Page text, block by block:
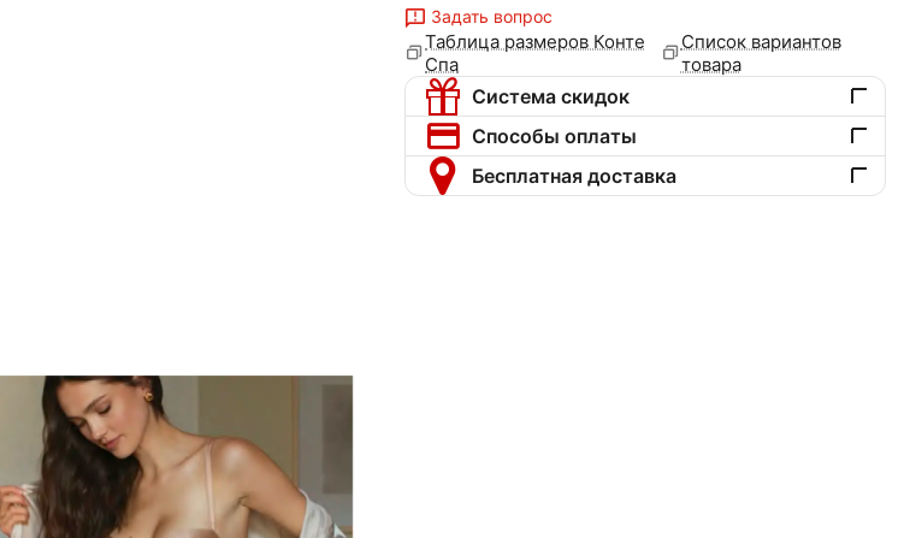
Задать вопрос
Таблица размеров Конте
Спа
Список вариантов
товара
Система скидок
Способы оплаты
Бесплатная доставка